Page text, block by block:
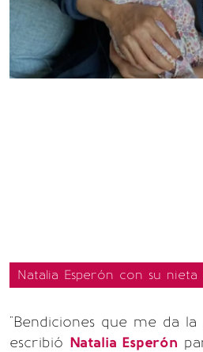
Natalia Esperón con su
"Bendiciones que me da la
escribió Natalia Esperón